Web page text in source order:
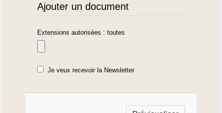
Ajouter un document
Extensions autorisées : toutes
Je veux recevoir la Newsletter